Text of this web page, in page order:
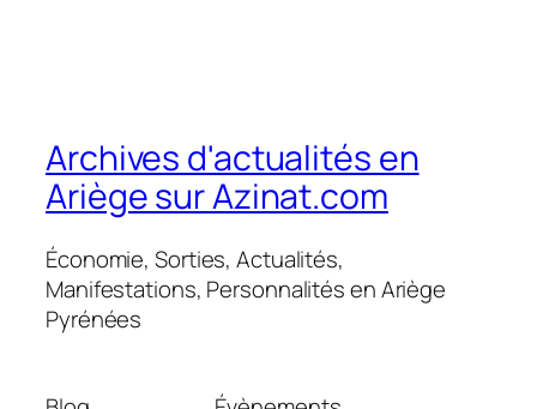
Archives d'actualités en
Ariège sur Azinat.com
Économie, Sorties, Actualités,
Manifestations, Personnalités en Ariège
Pyrénées